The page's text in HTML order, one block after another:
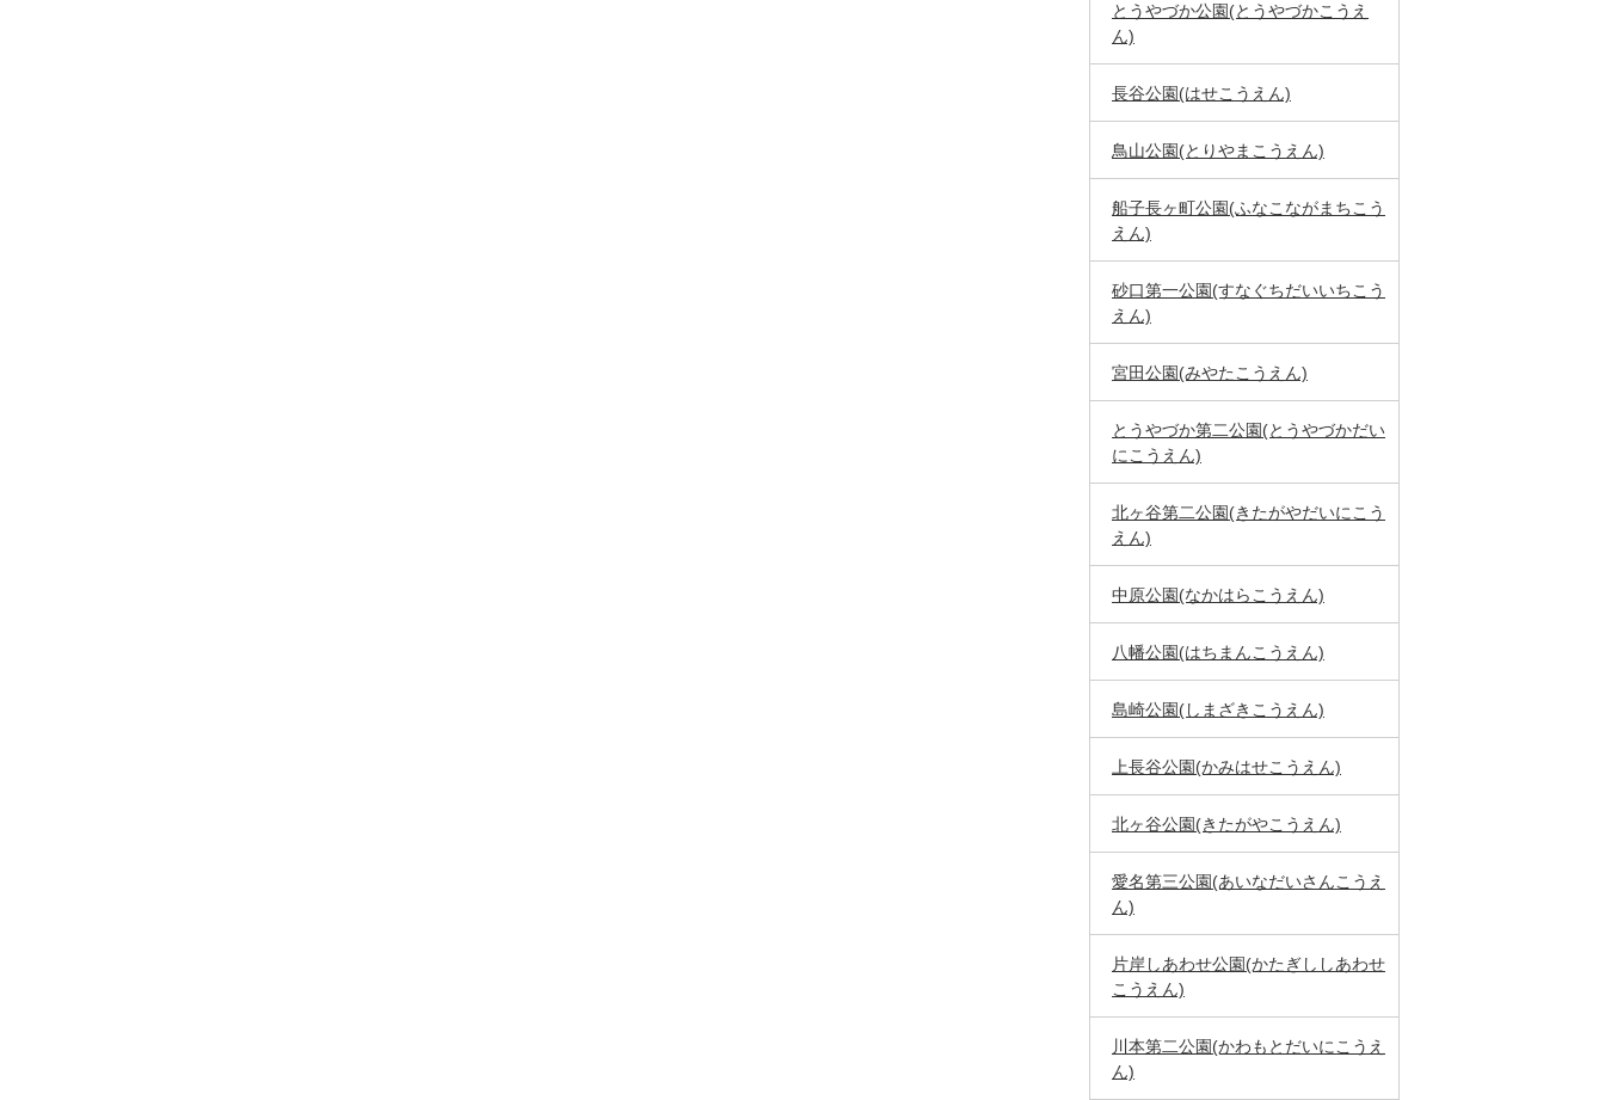
とうやづか公園(とうやづかこうえ
ん)
長谷公園(はせこうえん)
鳥山公園(とりやまこうえん)
船子長ヶ町公園(ふなこながまちこう
えん)
砂口第一公園(すなぐちだいいちこう
えん)
宮田公園(みやたこうえん)
とうやづか第二公園(とうやづかだい
にこうえん)
北ヶ谷第二公園(きたがやだいにこう
えん)
中原公園(なかはらこうえん)
八幡公園(はちまんこうえん)
島崎公園(しまざきこうえん)
上長谷公園(かみはせこうえん)
北ヶ谷公園(きたがやこうえん)
愛名第三公園(あいなだいさんこうえ
ん)
片岸しあわせ公園(かたぎししあわせ
こうえん)
川本第二公園(かわもとだいにこうえ
ん)